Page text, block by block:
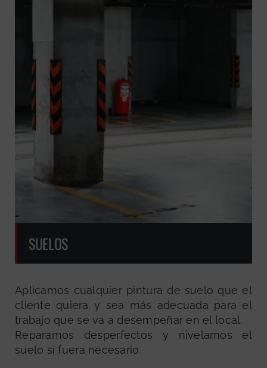
SUELOS
Aplicamos cualquier pintura de suelo que el
cliente quiera y sea más adecuada para el
trabajo que se va a desempeñar en el local.
Reparamos desperfectos y nivelamos el
suelo si fuera necesario.